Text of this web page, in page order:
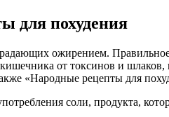
для похудения
ожирением.
от токсинов и
«Народные рецепты для
соли, продукта,